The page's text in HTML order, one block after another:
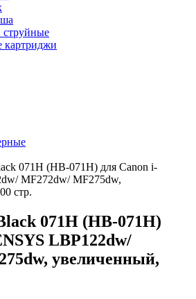
071H (HB-071H) для Canon i-
MF272dw/ MF275dw,
стр.
071H (HB-071H)
LBP122dw/
увеличенный,